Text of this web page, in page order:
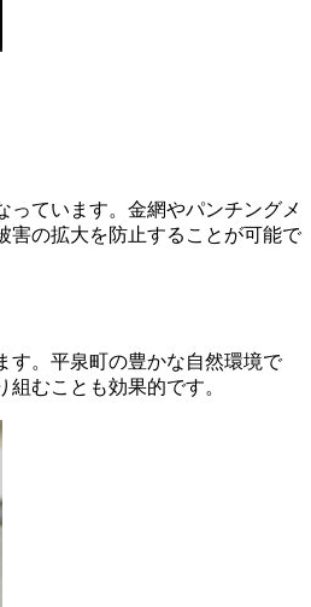
ています。金網やパンチングメ
害の拡大を防止することが可能で
す。平泉町の豊かな自然環境で
むことも効果的です。